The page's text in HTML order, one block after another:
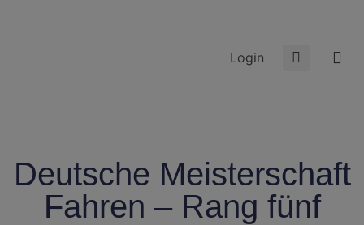
Login
Deutsche Meisterschaft
Fahren – Rang fünf